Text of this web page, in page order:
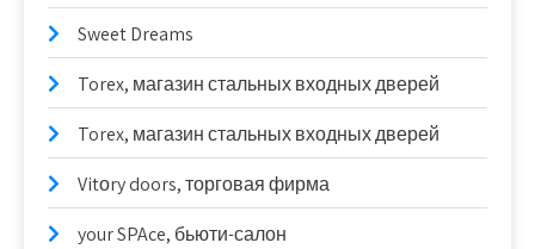
Sweet Dreams
Torex, магазин стальных входных дверей
Torex, магазин стальных входных дверей
Vitоry doors, торговая фирма
your SPAce, бьюти-салон